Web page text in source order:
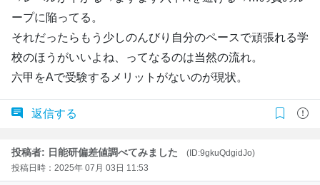
ープに陥ってる。
それだったらもう少しのんびり自分のペースで頑張れる学
校のほうがいいよね、ってなるのは当然の流れ。
六甲をAで受験するメリットがないのが現状。
返信する
投稿者: 日能研偏差値調べてみました
(ID:9gkuQdgidJo)
投稿日時：2025年 07月 03日 11:53